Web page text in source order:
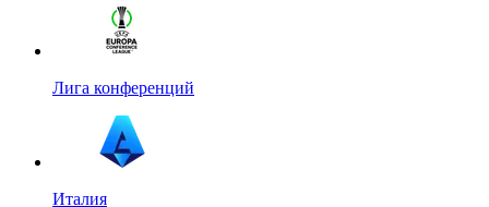
Лига конференций
Италия